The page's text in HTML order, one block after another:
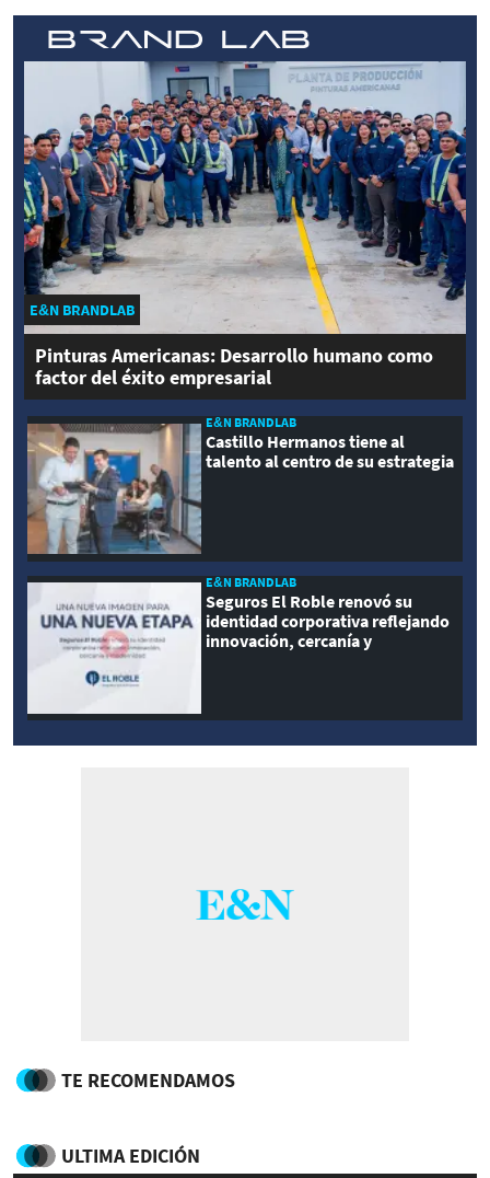
E&N BRANDLAB
Pinturas Americanas: Desarrollo humano como
factor del éxito empresarial
E&N BRANDLAB
Castillo Hermanos tiene al
talento al centro de su estrategia
E&N BRANDLAB
Seguros El Roble renovó su
identidad corporativa reflejando
innovación, cercanía y
TE RECOMENDAMOS
ULTIMA EDICIÓN